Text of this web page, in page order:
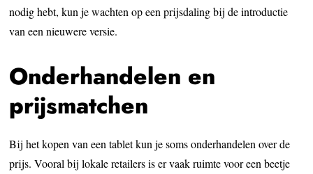
nodig hebt, kun je wachten op een prijsdaling bij de introductie
van een nieuwere versie.
Onderhandelen en
prijsmatchen
Bij het kopen van een tablet kun je soms onderhandelen over de
prijs. Vooral bij lokale retailers is er vaak ruimte voor een beetje